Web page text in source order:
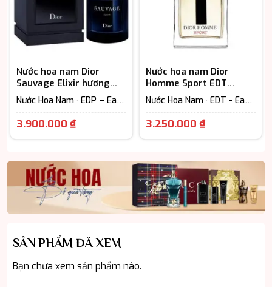
Nước hoa nam Dior
Sauvage Elixir hương
thơm nam tính
Nước Hoa Nam · EDP – Eau
7-12h) · Woody Scent -
3.900.000₫Giá
là:
3.900.000 ₫.
Nước hoa nam Dior
Homme Sport EDT
125ml
Nước Hoa Nam · EDT - Eau
3-6h) · Woody Scent -
3.250.000 ₫Giá
là:
3.250.000
SẢN PHẨM ĐÃ XEM
Bạn chưa xem sản phẩm nào.